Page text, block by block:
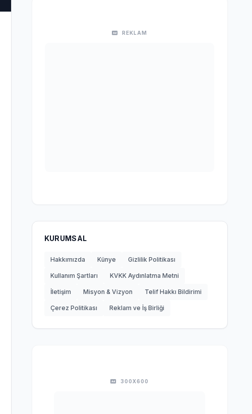
REKLAM
KURUMSAL
Hakkımızda Künye Gizlilik Politikası
Kullanım Şartları KVKK Aydınlatma Metni
İletişim Misyon & Vizyon Telif Hakkı Bildirimi
Çerez Politikası Reklam ve İş Birliği
300X600